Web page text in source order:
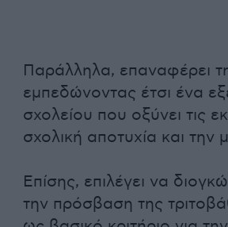
Παράλληλα, επαναφέρει
εμπεδώνοντας έτσι ένα
σχολείου που οξύνει τις
σχολική αποτυχία και την
Επίσης, επιλέγει να
την πρόσβαση της